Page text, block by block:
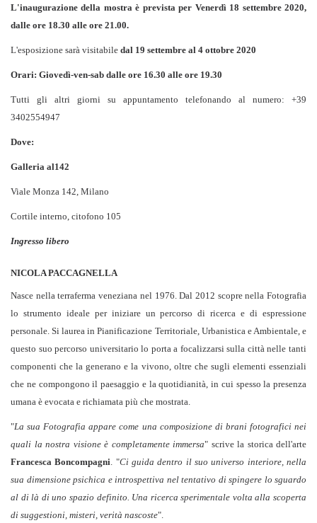
L'inaugurazione della mostra è prevista per Venerdì 18 settembre 2020,
dalle ore 18.30 alle ore 21.00.
L'esposizione sarà visitabile dal 19 settembre al 4 ottobre 2020
Orari: Giovedì-ven-sab dalle ore 16.30 alle ore 19.30
Tutti gli altri giorni su appuntamento telefonando al numero: +39
3402554947
Dove:
Galleria al142
Viale Monza 142, Milano
Cortile interno, citofono 105
Ingresso libero
NICOLA PACCAGNELLA
Nasce nella terraferma veneziana nel 1976. Dal 2012 scopre nella Fotografia
lo strumento ideale per iniziare un percorso di ricerca e di espressione
personale. Si laurea in Pianificazione Territoriale, Urbanistica e Ambientale, e
questo suo percorso universitario lo porta a focalizzarsi sulla città nelle tanti
componenti che la generano e la vivono, oltre che sugli elementi essenziali
che ne compongono il paesaggio e la quotidianità, in cui spesso la presenza
umana è evocata e richiamata più che mostrata.
"La sua Fotografia appare come una composizione di brani fotografici nei
quali la nostra visione è completamente immersa" scrive la storica dell'arte
Francesca Boncompagni. "Ci guida dentro il suo universo interiore, nella
sua dimensione psichica e introspettiva nel tentativo di spingere lo sguardo
al di là di uno spazio definito. Una ricerca sperimentale volta alla scoperta
di suggestioni, misteri, verità nascoste".